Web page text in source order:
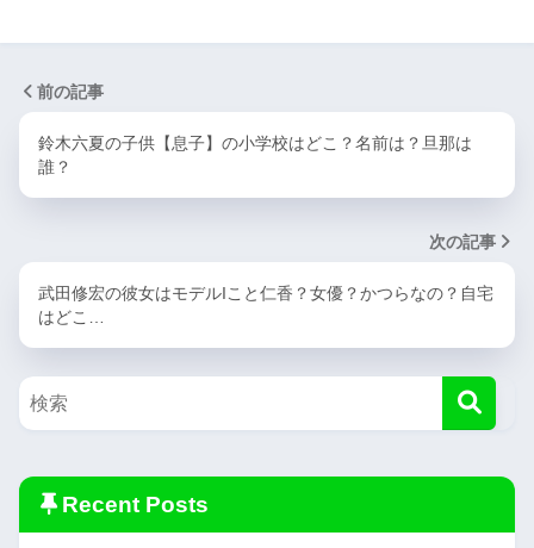
前の記事
鈴木六夏の子供【息子】の小学校はどこ？名前は？旦那は
誰？
次の記事
武田修宏の彼女はモデルIこと仁香？女優？かつらなの？自宅
はどこ…
Recent Posts